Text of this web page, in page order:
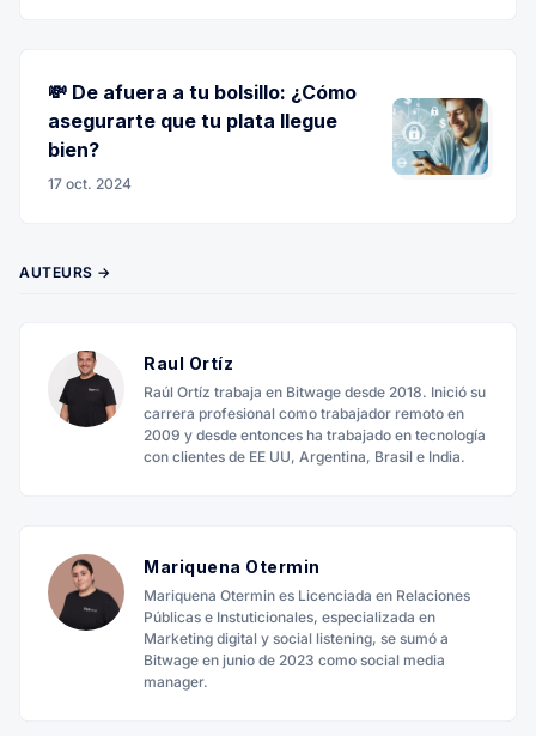
💸 De afuera a tu bolsillo: ¿Cómo
asegurarte que tu plata llegue
bien?
17 oct. 2024
AUTEURS →
Raul Ortíz
Raúl Ortíz trabaja en Bitwage desde 2018. Inició su
carrera profesional como trabajador remoto en
2009 y desde entonces ha trabajado en tecnología
con clientes de EE UU, Argentina, Brasil e India.
Mariquena Otermin
Mariquena Otermin es Licenciada en Relaciones
Públicas e Instuticionales, especializada en
Marketing digital y social listening, se sumó a
Bitwage en junio de 2023 como social media
manager.